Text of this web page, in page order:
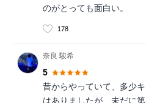
のがとっても面白い。
178
奈良 駿希
5
昔からやっていて、多少
はありましたが、未だに